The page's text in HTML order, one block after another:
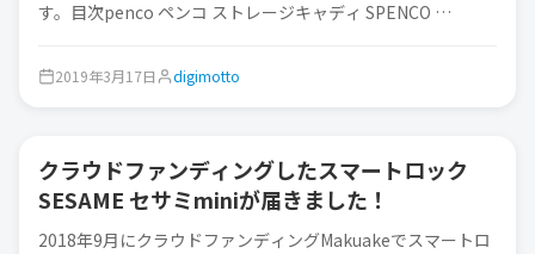
す。目次penco ペンコ ストレージキャディ SPENCO …
2019年3月17日 digimotto
ガジェット
クラウドファンディングしたスマートロック
SESAME セサミminiが届きました！
2018年9月にクラウドファンディングMakuakeでスマートロ